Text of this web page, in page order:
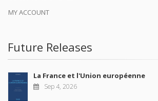
MY ACCOUNT
Future Releases
La France et l'Union européenne
Sep 4, 2026